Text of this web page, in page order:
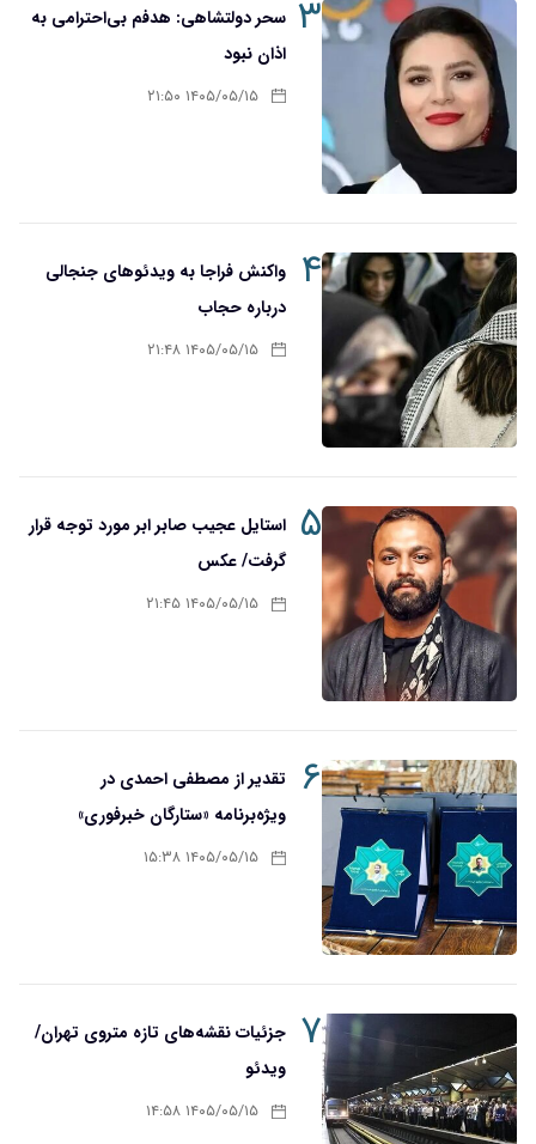
۳ سحر دولتشاهی: هدفم بی‌احترامی به
اذان نبود
۱۴۰۵/۰۵/۱۵ ۲۱:۵۰
۴ واکنش فراجا به ویدئوهای جنجالی
درباره حجاب
۱۴۰۵/۰۵/۱۵ ۲۱:۴۸
۵
استایل عجیب صابر ابر مورد توجه قرار
گرفت/ عکس
۱۴۰۵/۰۵/۱۵ ۲۱:۴۵
۶ تقدیر از مصطفی احمدی در
ویژه‌برنامه «ستارگان خبرفوری»
۱۴۰۵/۰۵/۱۵ ۱۵:۳۸
۷
جزئیات نقشه‌های تازه متروی تهران/
ویدئو
۱۴۰۵/۰۵/۱۵ ۱۴:۵۸